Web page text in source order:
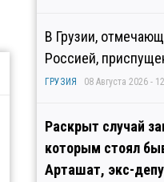
В Грузии,
Россией,
ГРУЗИЯ 08 Августа 2026 -
Раскрыт случай
которым стоял
Арташат, экс-